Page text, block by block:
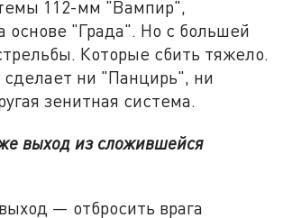
112-мм "Вампир",
основе "Града". Но с большей
Которые сбить тяжело.
ни "Панцирь", ни
зенитная система.
выход из сложившейся
— отбросить врага